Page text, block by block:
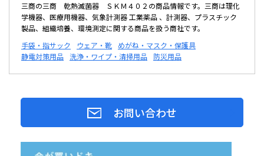
三商の三商 乾熱滅菌器 ＳＫＭ４０２の商品情報です。三商は理化
学機器、医療用機器、気象計測器 工業薬品 、計測器、プラスチック
製品、組織培養、環境測定に関する商品を扱う商社です。
手袋・指サック
ウェア・靴
めがね・マスク・保護具
静電対策用品
洗浄・ワイプ・清掃用品 防災用品
お問い合わせ